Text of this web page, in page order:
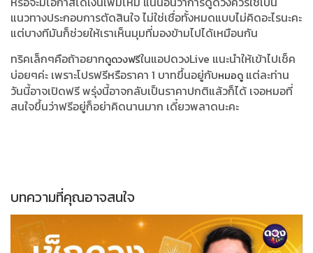
แนวทางประกอบการตัดสินใจ ไม่ใช่เชื่อทั้งหมดแบบไม่คิดอะไรนะคะ
แต่บางทีมันก็ช่วยให้เราเห็นมุมที่มองข้ามไปได้เหมือนกัน
ทริคเล็กๆคือถ้าอยากดูดวงฟรีในแอปดวงLive แนะนำให้เข้าไปเช็ค
บ่อยๆค่ะ เพราะโปรฟรีหรือราคา 1 บาทขึ้นอยู่กับหมอดู แต่ละท่าน
วันนี้อาจเปิดฟรี พรุ่งนี้อาจกลับเป็นราคาปกติแล้วก็ได้ เจอหมอที่
สนใจขึ้นว่าฟรีอยู่ก็อย่าคิดนานมาก เดี๋ยวพลาดนะคะ
บทความที่คุณอาจสนใจ